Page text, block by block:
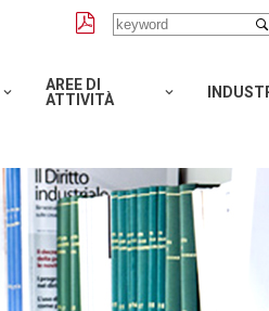
AREE DI
ATTIVITÀ